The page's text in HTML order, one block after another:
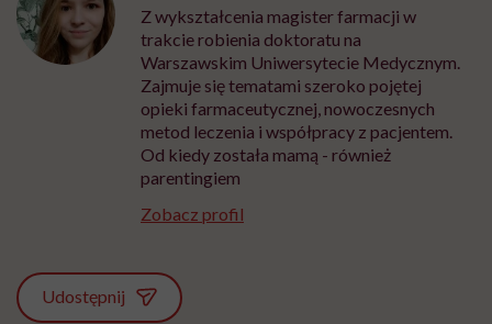
Z wykształcenia magister farmacji w
trakcie robienia doktoratu na
Warszawskim Uniwersytecie Medycznym.
Zajmuje się tematami szeroko pojętej
opieki farmaceutycznej, nowoczesnych
metod leczenia i współpracy z pacjentem.
Od kiedy została mamą - również
parentingiem
Zobacz profil
Udostępnij